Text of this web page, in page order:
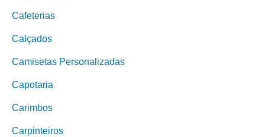
Cafeterias
Calçados
Camisetas Personalizadas
Capotaria
Carimbos
Carpinteiros